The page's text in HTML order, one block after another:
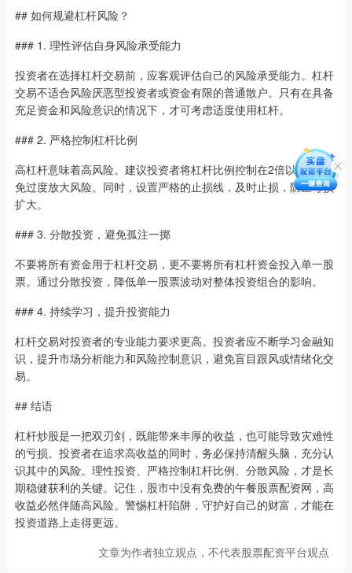
## 如何规避杠杆风险？
### 1. 理性评估自身风险承受能力
投资者在选择杠杆交易前，应客观评估自己的风险承受能力。杠杆
交易不适合风险厌恶型投资者或资金有限的普通散户。只有在具备
充足资金和风险意识的情况下，才可考虑适度使用杠杆。
### 2. 严格控制杠杆比例
高杠杆意味着高风险。建议投资者将杠杆比例控制在2倍以内，避
免过度放大风险。同时，设置严格的止损线，及时止损，防止亏损
扩大。
### 3. 分散投资，避免孤注一掷
不要将所有资金用于杠杆交易，更不要将所有杠杆资金投入单一股
票。通过分散投资，降低单一股票波动对整体投资组合的影响。
### 4. 持续学习，提升投资能力
杠杆交易对投资者的专业能力要求更高。投资者应不断学习金融知
识，提升市场分析能力和风险控制意识，避免盲目跟风或情绪化交
易。
## 结语
杠杆炒股是一把双刃剑，既能带来丰厚的收益，也可能导致灾难性
的亏损。投资者在追求高收益的同时，务必保持清醒头脑，充分认
识其中的风险。理性投资、严格控制杠杆比例、分散风险，才是长
期稳健获利的关键。记住，股市中没有免费的午餐股票配资网，高
收益必然伴随高风险。警惕杠杆陷阱，守护好自己的财富，才能在
投资道路上走得更远。
文章为作者独立观点，不代表股票配资平台观点